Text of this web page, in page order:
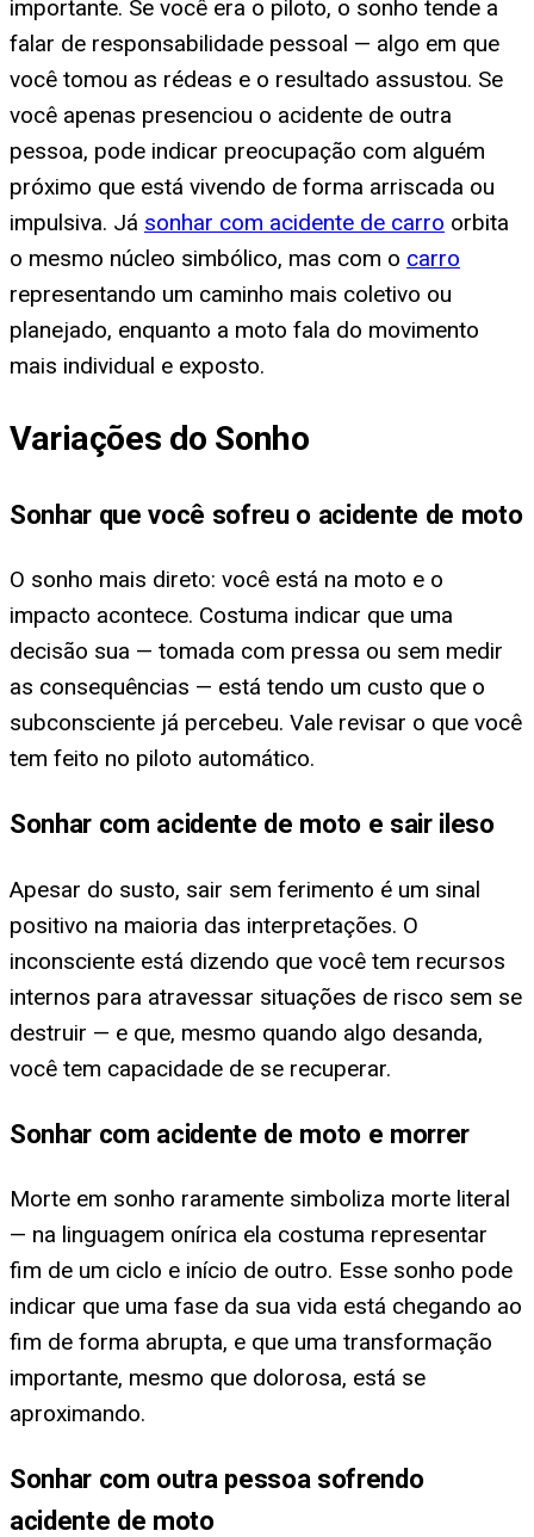
importante. Se você era o piloto, o sonho tende a
falar de responsabilidade pessoal — algo em que
você tomou as rédeas e o resultado assustou. Se
você apenas presenciou o acidente de outra
pessoa, pode indicar preocupação com alguém
próximo que está vivendo de forma arriscada ou
impulsiva. Já sonhar com acidente de carro orbita
o mesmo núcleo simbólico, mas com o carro
representando um caminho mais coletivo ou
planejado, enquanto a moto fala do movimento
mais individual e exposto.
Variações do Sonho
Sonhar que você sofreu o acidente de moto
O sonho mais direto: você está na moto e o
impacto acontece. Costuma indicar que uma
decisão sua — tomada com pressa ou sem medir
as consequências — está tendo um custo que o
subconsciente já percebeu. Vale revisar o que você
tem feito no piloto automático.
Sonhar com acidente de moto e sair ileso
Apesar do susto, sair sem ferimento é um sinal
positivo na maioria das interpretações. O
inconsciente está dizendo que você tem recursos
internos para atravessar situações de risco sem se
destruir — e que, mesmo quando algo desanda,
você tem capacidade de se recuperar.
Sonhar com acidente de moto e morrer
Morte em sonho raramente simboliza morte literal
— na linguagem onírica ela costuma representar
fim de um ciclo e início de outro. Esse sonho pode
indicar que uma fase da sua vida está chegando ao
fim de forma abrupta, e que uma transformação
importante, mesmo que dolorosa, está se
aproximando.
Sonhar com outra pessoa sofrendo
acidente de moto